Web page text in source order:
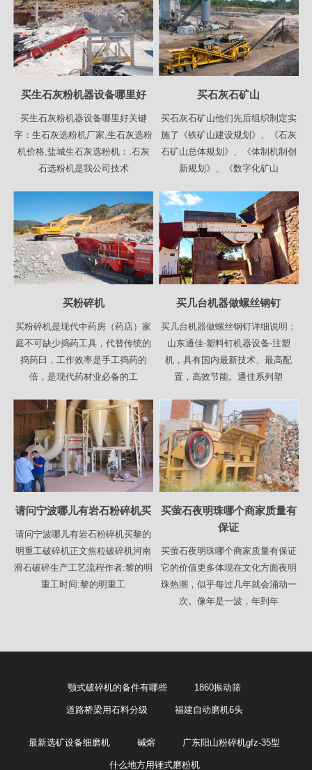
买生石灰粉机器设备哪里好
买生石灰粉机器设备哪里好关键
字：生石灰选粉机厂家,生石灰选粉
机价格,盐城生石灰选粉机：.石灰
石选粉机是我公司技术
买石灰石矿山
买石灰石矿山他们先后组织制定实
施了《铁矿山建设规划》、《石灰
石矿山总体规划》、《体制机制创
新规划》、《数字化矿山
买粉碎机
买粉碎机是现代中药房（药店）家
庭不可缺少捣药工具，代替传统的
捣药臼，工作效率是手工捣药的
倍，是现代药材业必备的工
买几台机器做螺丝钢钉
买几台机器做螺丝钢钉详细说明：
山东通佳-塑料钉机器设备-注塑
机，具有国内最新技术、最高配
置，高效节能。通佳系列塑
请问宁波哪儿有岩石粉碎机买
请问宁波哪儿有岩石粉碎机买黎的
明重工破碎机正文焦粒破碎机河南
滑石破碎生产工艺流程作者:黎的明
重工时间:黎的明重工
买萤石夜明珠哪个商家质量有
保证
买萤石夜明珠哪个商家质量有保证
它的价值更多体现在文化方面夜明
珠热潮，似乎每过几年就会涌动一
次。像年是一波，年到年
颚式破碎机的备件有哪些 1860振动筛
道路桥梁用石料分级 福建自动磨机6头
最新选矿设备细磨机 碱熔 广东阳山粉碎机gfz-35型
什么地方用锤式磨粉机